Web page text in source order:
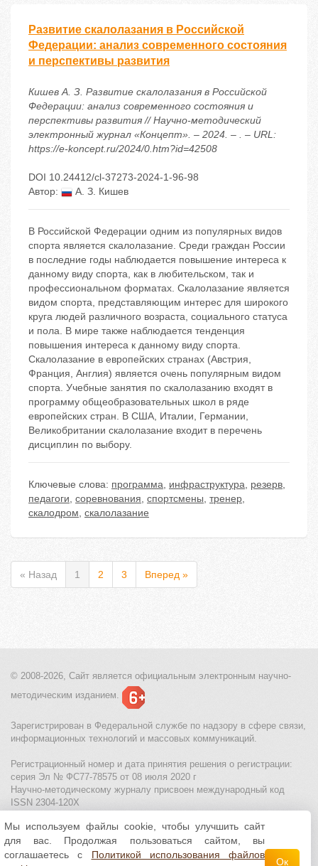
Развитие скалолазания в Российской
Федерации: анализ современного состояния
и перспективы развития
Кишев А. З. Развитие скалолазания в Российской
Федерации: анализ современного состояния и
перспективы развития // Научно-методический
электронный журнал «Концепт». – 2024. – . – URL:
https://e-koncept.ru/2024/0.htm?id=42508
DOI 10.24412/cl-37273-2024-1-96-98
Автор:
А. З. Кишев
В Российской Федерации одним из популярных видов
спорта является скалолазание. Среди граждан России
в последние годы наблюдается повышение интереса к
данному виду спорта, как в любительском, так и
профессиональном форматах. Скалолазание является
видом спорта, представляющим интерес для широкого
круга людей различного возраста, социального статуса
и пола. В мире также наблюдается тенденция
повышения интереса к данному виду спорта.
Скалолазание в европейских странах (Австрия,
Франция, Англия) является очень популярным видом
спорта. Учебные занятия по скалолазанию входят в
программу общеобразовательных школ в ряде
европейских стран. В США, Италии, Германии,
Великобритании скалолазание входит в перечень
дисциплин по выбору.
Ключевые слова: программа, инфраструктура, резерв,
педагоги, соревнования, спортсмены, тренер,
скалодром, скалолазание
« Назад 1 2 3 Вперед »
© 2008-2026, Сайт является официальным электронным научно-
методическим изданием.
Зарегистрирован в Федеральной службе по надзору в сфере связи,
информационных технологий и массовых коммуникаций.
Регистрационный номер и дата принятия решения о регистрации:
серия Эл № ФС77-78575 от 08 июля 2020 г
Научно-методическому журналу присвоен международный код
ISSN 2304-120X
МЦИТО|Школьные олимпиады и онлайн конкурсы для детей
Политика использования файлов cookie| Политика обработки и
защиты персональных данных
Мы используем файлы cookie, чтобы улучшить сайт
для вас. Продолжая пользоваться сайтом, вы
соглашаетесь с Политикой использования файлов
Ок